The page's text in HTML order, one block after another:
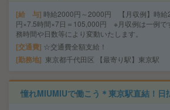
給 与 時給2000円～2000円 【月収例】時給
円×7.5時間×7日＝105,000円 ※月収例は一例で
務時間や日数等により変動いたします。
交通費 ☆交通費全額支給！
勤務地 東京都千代田区 【最寄り駅】東京駅
憧れMIUMIUで働こう＊東京駅直結！日